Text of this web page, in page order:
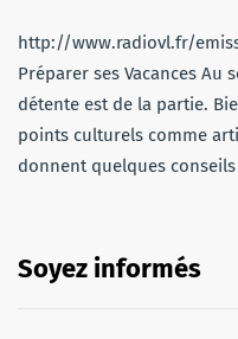
http://www.radiovl.fr/
Préparer ses Vacances Au
détente est de la partie.
points culturels comme
donnent quelques
Soyez informés